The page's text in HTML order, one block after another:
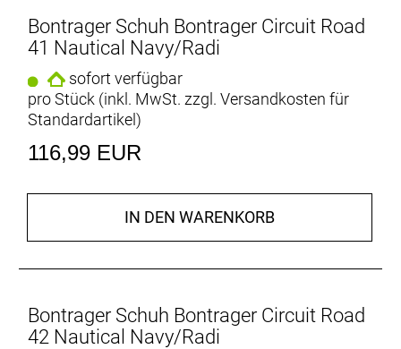
Bontrager Schuh Bontrager Circuit Road
41 Nautical Navy/Radi
sofort verfügbar
pro Stück (inkl. MwSt. zzgl. Versandkosten für
Standardartikel)
116,99 EUR
IN DEN WARENKORB
Bontrager Schuh Bontrager Circuit Road
42 Nautical Navy/Radi